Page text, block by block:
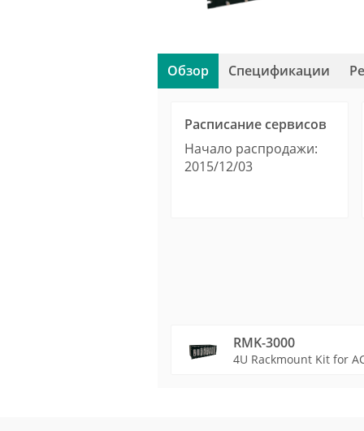
Обзор Спецификации
Расписание сервисов
Начало распродажи:
2015/12/03
RMK-3000
4U Rackmount Kit for